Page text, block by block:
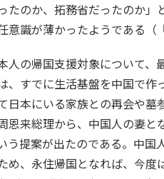
たのか、拓務省だったのか
意識が薄かったようである
人の帰国支援対象について
、すでに生活基盤を中国で
日本にいる家族との再会や
恩来総理から、中国人の妻
う提案が出たのである。中
め、永住帰国となれば、今